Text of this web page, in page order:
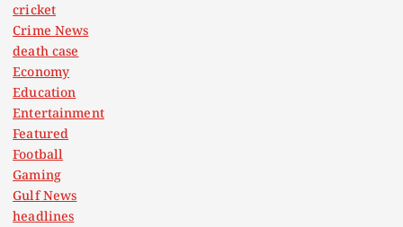
cricket
Crime News
death case
Economy
Education
Entertainment
Featured
Football
Gaming
Gulf News
headlines